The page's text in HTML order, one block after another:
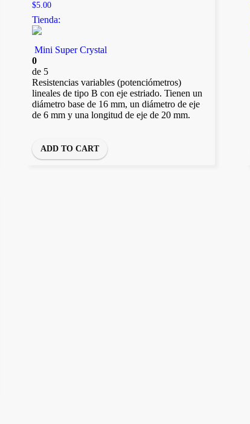
$5.00
Tienda:
Mini Super Crystal
0
de 5
Resistencias variables (potenciómetros)
lineales de tipo B con eje estriado. Tienen un
diámetro base de 16 mm, un diámetro de eje
de 6 mm y una longitud de eje de 20 mm.
ADD TO CART